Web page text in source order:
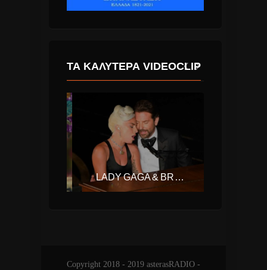
ΤΑ ΚΑΛΎΤΕΡΑ VIDEOCLIP
LADY GAGA & BRADLEY COOPER – SHALLOW (A STAR IS BORN)
Copyright 2018 - 2019 asterasRADIO -